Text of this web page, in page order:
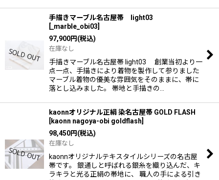
手描きマーブル名古屋帯 light03
_marble_obi03
97,900円(税込)
在庫なし
手描きマーブル名古屋帯 light03 創業当初より一
点一点、手描きにより着物を製作して参りました
マーブル着物の優美な雰囲気をそのままに、帯に
落とし込みました。 帯地と手描きの…
kaonnオリジナル正絹 染名古屋帯 GOLD FLASH
kaonn nagoya-obi goldflash
98,450円(税込)
在庫なし
kaonnオリジナルテキスタイルシリーズの名古屋
帯です。 銀通しと呼ばれる銀糸を織り込んだ、キ
ラキラと光る正絹の帯地に、 職人の手による引き